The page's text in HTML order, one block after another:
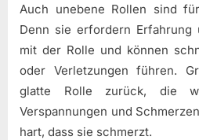
Auch unebene Rollen sind
Denn sie erfordern Erfahrung
mit der Rolle und können
oder Verletzungen führen.
glatte Rolle zurück, die
Verspannungen und
hart, dass sie schmerzt.